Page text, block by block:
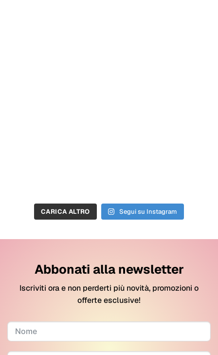
CARICA ALTRO Segui su Instagram
Abbonati alla newsletter
Iscriviti ora e non perderti più novità, promozioni o
offerte esclusive!